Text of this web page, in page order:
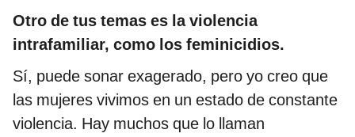
Otro de tus temas es la violencia
intrafamiliar, como los feminicidios.
Sí, puede sonar exagerado, pero yo creo que
las mujeres vivimos en un estado de constante
violencia. Hay muchos que lo llaman